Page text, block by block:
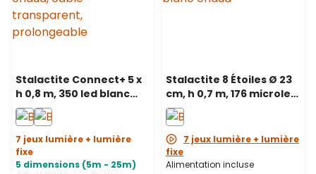
Stalactite Connect+ 5 x
h 0,8 m, 350 led blanc
chaud, câble
transparent,
prolongeable
7 jeux lumière + lumière
fixe
5 dimensions (5m - 25m)
Stalactite 8 Étoiles Ø 23
cm, h 0,7 m, 176 microled
blanc chaud, câble
métallique argenté
7 jeux lumière + lumière
fixe
Alimentation incluse